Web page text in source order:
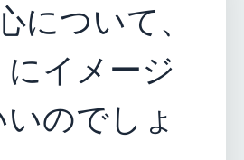
について、
イメージ
のでしょ